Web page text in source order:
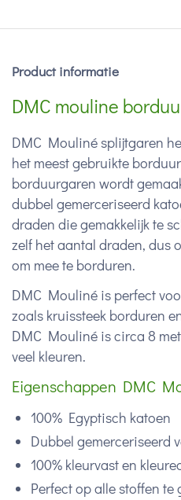
Product informatie
DMC mouline
DMC Mouliné splijtgaren
het meest gebruikte
borduurgaren wordt
dubbel gemerceriseerd
draden die gemakkelijk te
zelf het aantal draden, dus
om mee te borduren.
DMC Mouliné is perfect
zoals kruissteek borduren
DMC Mouliné is circa 8
veel kleuren.
Eigenschappen DMC
100% Egyptisch katoen
Dubbel gemerceriseerd
100% kleurvast en
Perfect op alle stoffen te